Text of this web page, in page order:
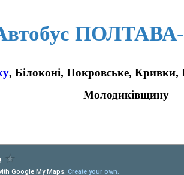
, Білоконі, Покровське,
Молодиківщину